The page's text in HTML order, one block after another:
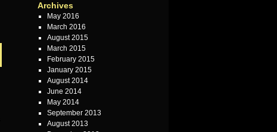
Archives
May 2016
March 2016
August 2015
March 2015
February 2015
January 2015
August 2014
June 2014
May 2014
September 2013
August 2013